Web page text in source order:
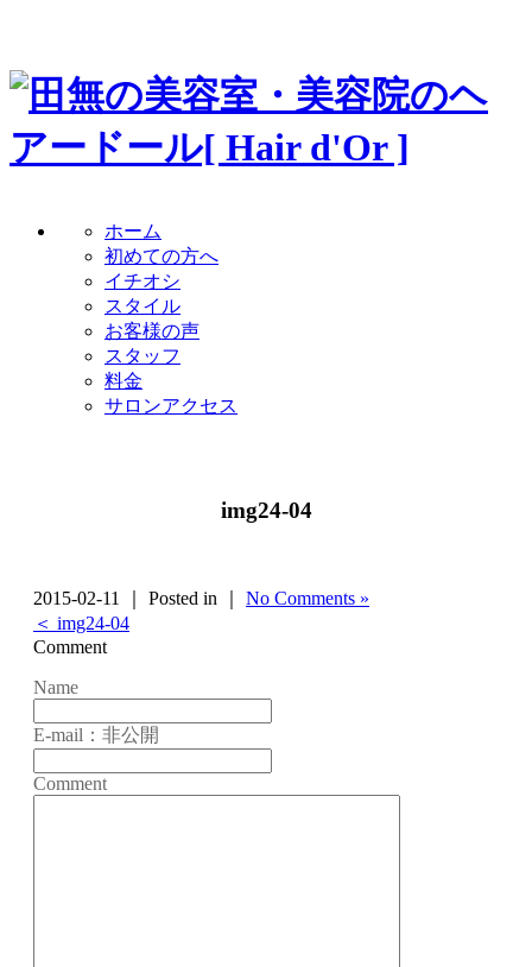
ホーム
初めての方へ
イチオシ
スタイル
お客様の声
スタッフ
料金
サロンアクセス
img24-04
2015-02-11 ｜ Posted in ｜ No Comments »
＜ img24-04
Comment
Name
E-mail：非公開
Comment